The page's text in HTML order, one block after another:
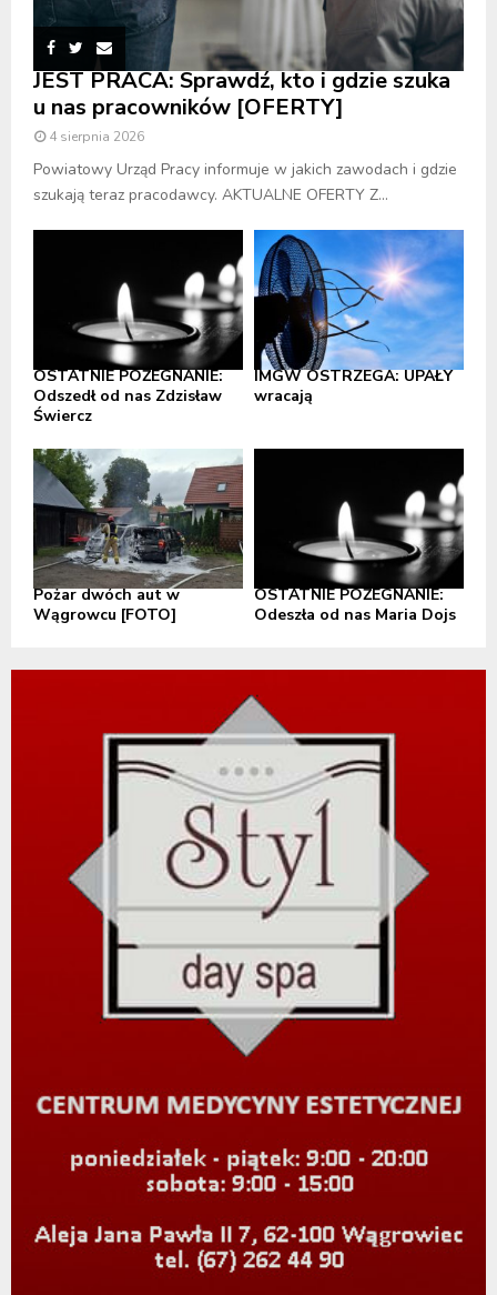
JEST PRACA: Sprawdź, kto i gdzie szuka
u nas pracowników [OFERTY]
4 sierpnia 2026
Powiatowy Urząd Pracy informuje w jakich zawodach i gdzie
szukają teraz pracodawcy. AKTUALNE OFERTY Z...
OSTATNIE POŻEGNANIE:
Odszedł od nas Zdzisław
Świercz
IMGW OSTRZEGA: UPAŁY
wracają
Pożar dwóch aut w
Wągrowcu [FOTO]
OSTATNIE POŻEGNANIE:
Odeszła od nas Maria Dojs